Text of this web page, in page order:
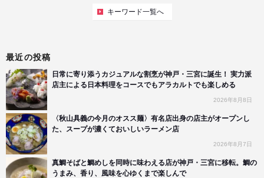
キーワード一覧へ
最近の投稿
日常に寄り添うカジュアルな割烹が神戸・三宮に誕生！ 実力派
店主による日本料理をコースでもアラカルトでも楽しめる
2026年8月8日
〈秋山具義の今月のオスス麺〉有名店出身の店主がオープンし
た、スープが濃くておいしいラーメン店
2026年8月7日
真鯛そばと鯛めしを同時に味わえる店が神戸・三宮に移転。鯛の
うまみ、香り、風味を心ゆくまで楽しんで